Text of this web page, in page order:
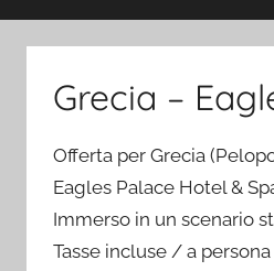
Grecia –
Offerta per Grecia
Eagles Palace Hotel &
Immerso in un scenario
Tasse incluse / a